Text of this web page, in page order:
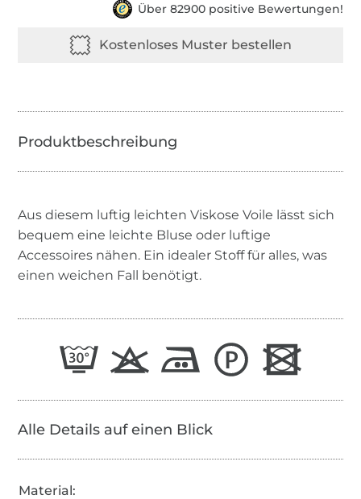
Über 82900 positive Bewertungen!
Aus diesem luftig leichten Viskose Voile lässt sich
bequem eine leichte Bluse oder luftige
Accessoires nähen. Ein idealer Stoff für alles, was
einen weichen Fall benötigt.
Alle Details auf einen Blick
Material: